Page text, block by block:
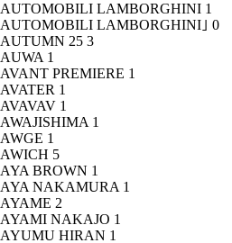
AUTOMOBILI LAMBORGHINI 1
AUTOMOBILI LAMBORGHINI｣ 0
AUTUMN 25 3
AUWA 1
AVANT PREMIERE 1
AVATER 1
AVAVAV 1
AWAJISHIMA 1
AWGE 1
AWICH 5
AYA BROWN 1
AYA NAKAMURA 1
AYAME 2
AYAMI NAKAJO 1
AYUMU HIRAN 1